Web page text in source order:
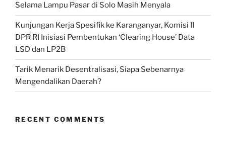
Selama Lampu Pasar di Solo Masih Menyala
Kunjungan Kerja Spesifik ke Karanganyar, Komisi II
DPR RI Inisiasi Pembentukan ‘Clearing House’ Data
LSD dan LP2B
Tarik Menarik Desentralisasi, Siapa Sebenarnya
Mengendalikan Daerah?
RECENT COMMENTS